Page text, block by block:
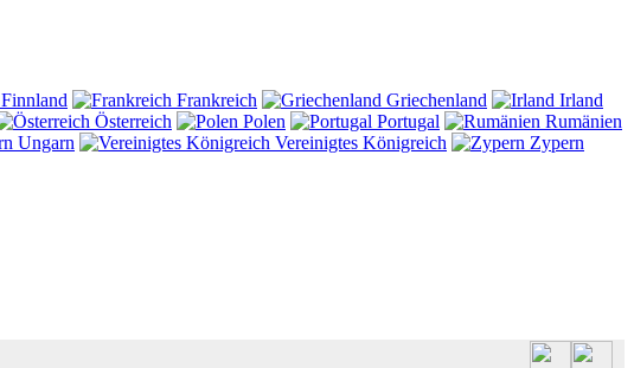
Finnland Frankreich Griechenland
Irland
Österreich Polen Portugal
Rumänien
Ungarn Vereinigtes Königreich
Zypern